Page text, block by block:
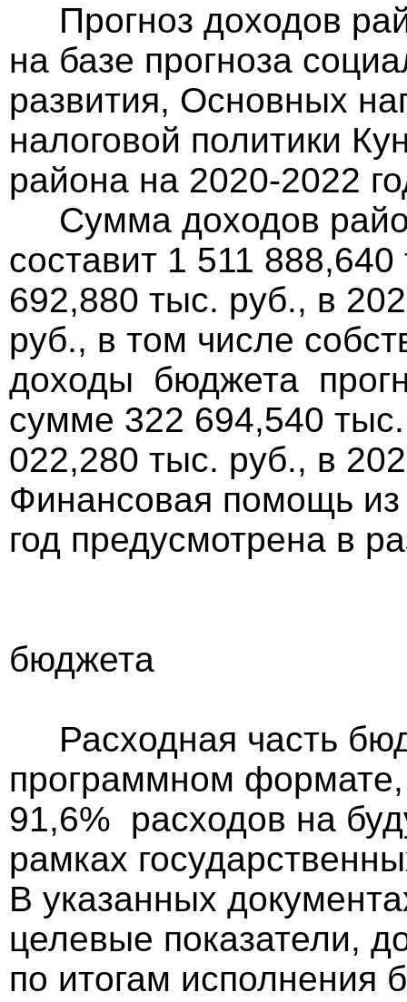
Прогноз доходов
на базе прогноза
развития, Основных
налоговой политики
района на 2020-2022
Сумма доходов
составит 1 511
692,880 тыс. руб., в
руб., в том числе
доходы бюджета
сумме 322 694,540
022,280 тыс. руб., в
Финансовая помощь
год предусмотрена в
бюджета
Расходная часть
программном
91,6% расходов на
рамках
В указанных
целевые показатели,
по итогам исполнения